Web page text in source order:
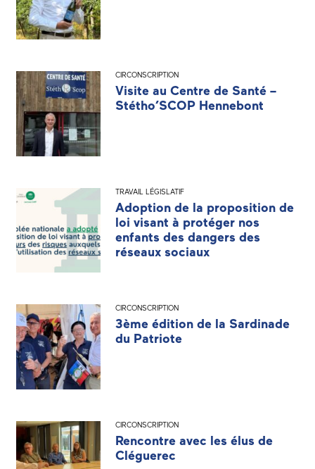
CIRCONSCRIPTION
Visite au Centre de Santé –
Stétho’SCOP Hennebont
TRAVAIL LÉGISLATIF
Adoption de la proposition de
loi visant à protéger nos
enfants des dangers des
réseaux sociaux
CIRCONSCRIPTION
3ème édition de la Sardinade
du Patriote
CIRCONSCRIPTION
Rencontre avec les élus de
Cléguerec